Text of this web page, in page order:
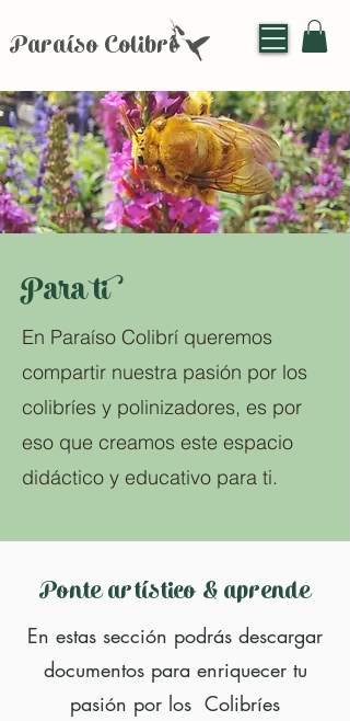
Paraíso Colibrí
Para ti
En Paraíso Colibrí queremos
compartir nuestra pasión por los
colibríes y polinizadores, es por
eso que creamos este espacio
didáctico y educativo para ti.
Ponte artístico & aprende
En estas sección podrás descargar
documentos para enriquecer tu
pasión por los Colibríes